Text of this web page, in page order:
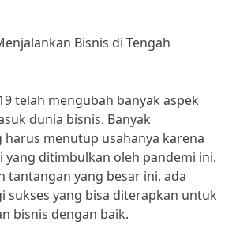
Bisnis di Tengah
telah mengubah banyak aspek
dunia bisnis. Banyak
harus menutup usahanya karena
yang ditimbulkan oleh pandemi ini.
tantangan yang besar ini, ada
sukses yang bisa diterapkan untuk
bisnis dengan baik.